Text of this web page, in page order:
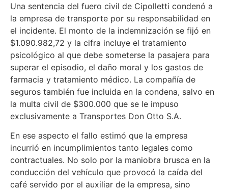
Una sentencia del fuero civil de Cipolletti condenó a
la empresa de transporte por su responsabilidad en
el incidente. El monto de la indemnización se fijó en
$1.090.982,72 y la cifra incluye el tratamiento
psicológico al que debe someterse la pasajera para
superar el episodio, el daño moral y los gastos de
farmacia y tratamiento médico. La compañía de
seguros también fue incluida en la condena, salvo en
la multa civil de $300.000 que se le impuso
exclusivamente a Transportes Don Otto S.A.
En ese aspecto el fallo estimó que la empresa
incurrió en incumplimientos tanto legales como
contractuales. No solo por la maniobra brusca en la
conducción del vehículo que provocó la caída del
café servido por el auxiliar de la empresa, sino